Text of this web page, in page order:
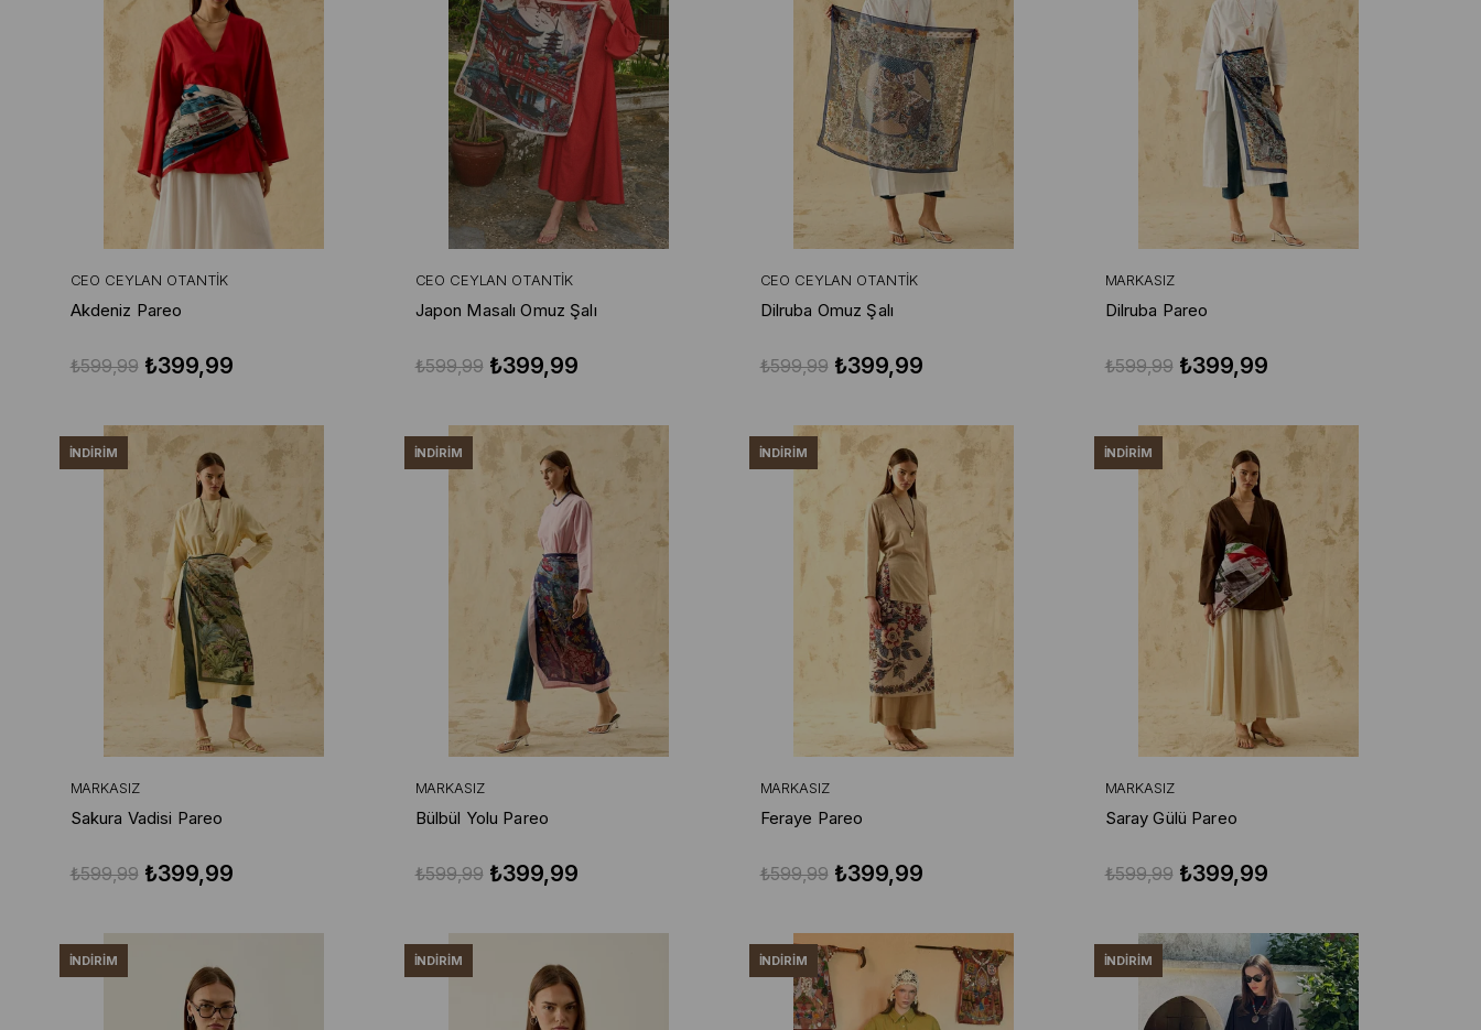
CEO CEYLAN OTANTIK
Akdeniz Pareo
₺399,99
₺599,99
CEO CEYLAN OTANTIK
Japon Masalı Omuz Şalı
₺399,99
₺599,99
CEO CEYLAN OTANTIK
Dilruba Omuz Şalı
₺399,99
₺599,99
MARKASIZ
Dilruba Pareo
₺399,99
₺599,99
MARKASIZ
Sakura Vadisi Pareo
₺399,99
₺599,99
İNDIRIM
MARKASIZ
Bülbül Yolu Pareo
₺399,99
₺599,99
İNDIRIM
MARKASIZ
Feraye Pareo
₺399,99
₺599,99
İNDIRIM
MARKASIZ
Saray Gülü Pareo
₺399,99
₺599,99
İNDIRIM
İNDIRIM İNDIRIM İNDIRIM İNDIRIM